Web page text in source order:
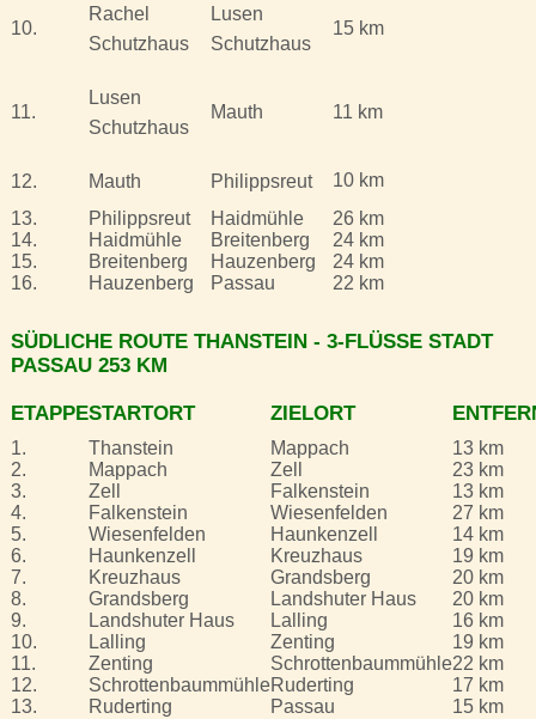
10.
Rachel
Schutzhaus
Lusen
Schutzhaus
15 km
11.
Lusen
Schutzhaus
Mauth 11 km
12. Mauth Philippsreut
10 km
13.
Philippsreut Haidmühle
26 km
14.
Haidmühle Breitenberg
24 km
15.
Breitenberg Hauzenberg
24 km
16.
Hauzenberg Passau 22 km
SÜDLICHE ROUTE THANSTEIN - 3-FLÜSSE STADT
PASSAU 253 KM
ETAPPESTARTORT ZIELORT
1. Thanstein Mappach
13 km
2.
Mappach Zell
23 km
3.
Zell Falkenstein
13 km
4.
Falkenstein Wiesenfelden
27 km
5.
Wiesenfelden Haunkenzell
14 km
6.
Haunkenzell Kreuzhaus
19 km
7.
Kreuzhaus Grandsberg
20 km
8.
Grandsberg Landshuter Haus
20 km
9.
Landshuter Haus Lalling
16 km
10.
Lalling Zenting
19 km
11.
Zenting Schrottenbaummühle22 km
12.
SchrottenbaummühleRuderting
17 km
13.
Ruderting Passau 15 km